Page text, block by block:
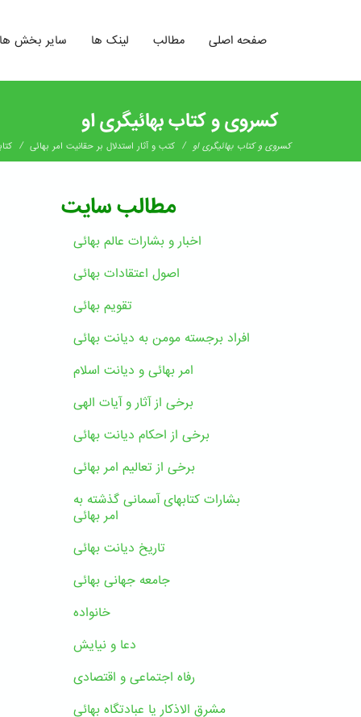
سایر بخش ها لینک ها مطالب صفحه اصلی
کسروی و کتاب بهائیگری او
/ کتب و آثار استدلال بر حقانیت امر بهائی / کسروی و کتاب بهائیگری او
مطالب سایت
اخبار و بشارات عالم بهائى
اصول اعتقادات بهائی
تقویم بهائی
افراد برجسته مومن به دیانت بهائی
امر بهائی و دیانت اسلام
برخی از آثار و آیات الهی
برخی از احکام دیانت بهائی
برخی از تعالیم امر بهائی
بشارات کتابهای آسمانی گذشته به
امر بهائی
تاریخ دیانت بهائی
جامعه جهانی بهائی
خانواده
دعا و نیایش
رفاه اجتماعی و اقتصادی
مشرق الاذکار یا عبادتگاه بهائی